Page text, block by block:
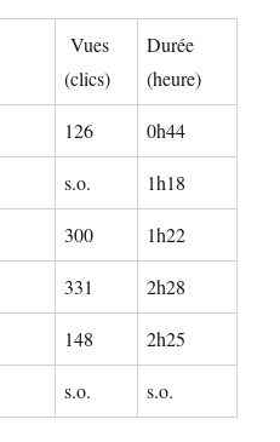
Vues
(clics)
Durée
(heure)
126 0h44
s.o. 1h18
300 1h22
331 2h28
148 2h25
s.o. s.o.